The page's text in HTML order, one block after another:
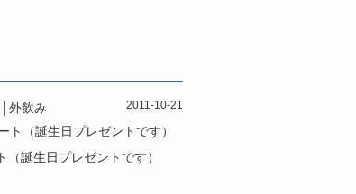
外飲み 2011-10-21
（誕生日プレゼントです）